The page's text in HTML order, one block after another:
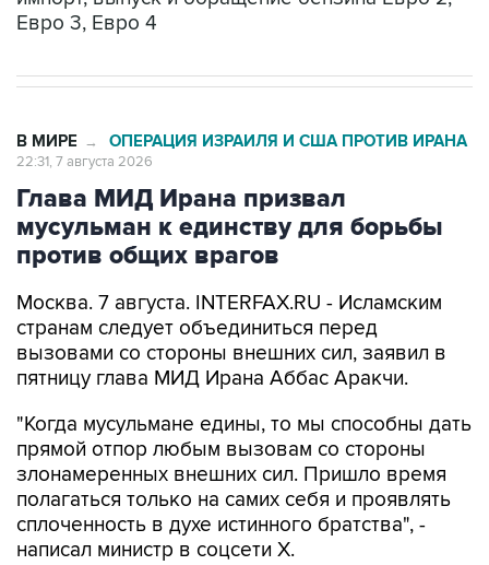
Евро 3, Евро 4
В МИРЕ → ОПЕРАЦИЯ ИЗРАИЛЯ И США ПРОТИВ ИРАНА
22:31, 7 августа 2026
Глава МИД Ирана призвал
мусульман к единству для борьбы
против общих врагов
Москва. 7 августа. INTERFAX.RU - Исламским
странам следует объединиться перед
вызовами со стороны внешних сил, заявил в
пятницу глава МИД Ирана Аббас Аракчи.
"Когда мусульмане едины, то мы способны дать
прямой отпор любым вызовам со стороны
злонамеренных внешних сил. Пришло время
полагаться только на самих себя и проявлять
сплоченность в духе истинного братства", -
написал министр в соцсети Х.